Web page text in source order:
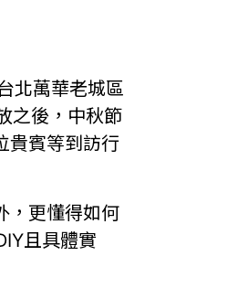
北萬華老城區
之後，中秋節
貴賓等到訪行
，更懂得如何
且具體實